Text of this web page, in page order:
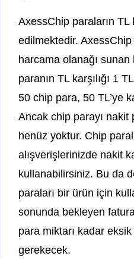
AxessChip paraların TL
edilmektedir.
harcama olanağı
paranın TL karşılığı 1
50 chip para, 50 TL’ye
Ancak chip parayı nakit
henüz yoktur. Chip
alışverişlerinizde nakit
kullanabilirsiniz. Bu da
paraları bir ürün için
sonunda bekleyen
para miktarı kadar
gerekecek.